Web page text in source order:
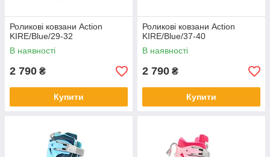
Роликові ковзани Action
KIRE/Blue/29-32
В наявності
2 790 ₴
Купити
Роликові ковзани Action
KIRE/Blue/37-40
В наявності
2 790 ₴
Купити